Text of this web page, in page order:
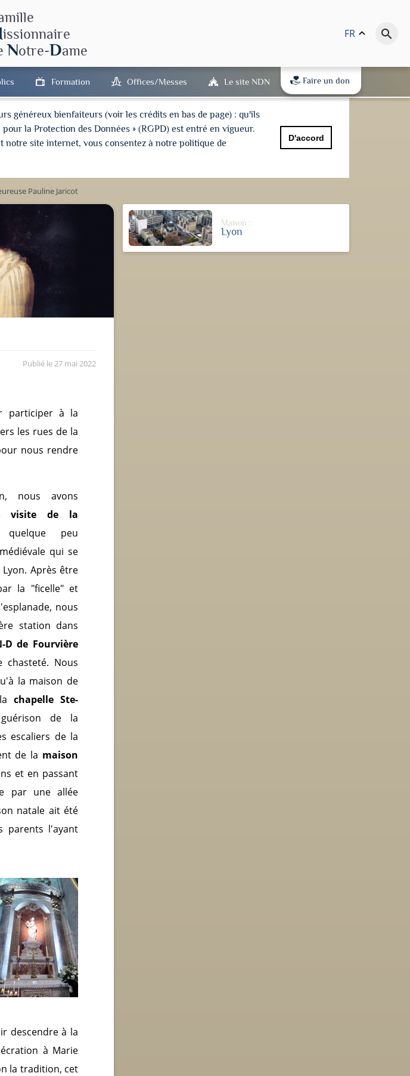
issionnaire
Notre-Dame
FR keyboard_arrow_up search
Formation Offices/Messes Le site NDN Faire un don
généreux bienfaiteurs (voir les crédits en bas de page) : qu'ils
la Protection des Données » (RGPD) est entré en vigueur.
notre site internet, vous consentez à notre politique de
D'accord
Pauline Jaricot
Publié le 27 mai 2022
participer à la
les rues de la
nous rendre
nous avons
visite de la
quelque peu
qui se
Après être
la "ficelle" et
nous
station dans
D de Fourvière
Nous
la maison de
lachapelle Ste-
de la
escaliers de la
de la maison
et en passant
par une allée
natale ait été
parents l'ayant
descendre à la
à Marie
la tradition, cet
Maison :
Lyon